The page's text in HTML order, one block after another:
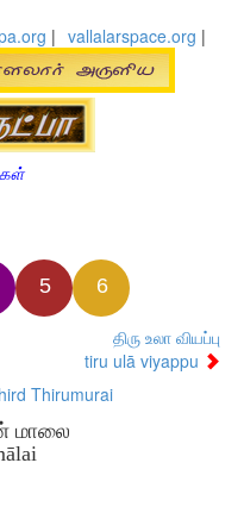
| vallalarspace.org |
5 6
திரு உலா வியப்பு
tiru ulā viyappu
Thirumurai
மாலை